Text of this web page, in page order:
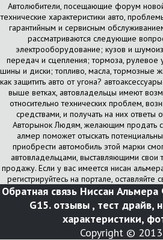
Автолюбители, посещающие форум
технические характеристики авто,
гарантийным и сервисным
рассматриваются следующие
электрооборудование; кузов и
передач и сцепления; тормоза, рулевое
шины и диски; топливо, масла, тормозные
как защитить авто от угона?
выше ветках, автовладельцы имеют
относительно технических проблем,
средствами, и получать на них ответы
Авторынок Людям, желающим продать
алмер поможет отыскать
приобрести автомобиль этой марки
автовладельцами, выставляющими свои
продажу. Если у вас имеется нисан
регистрируйтесь на портале,
Обратная связь Ниссан
G15. отзывы , тест драйв,
характеристики,
Copyright ©